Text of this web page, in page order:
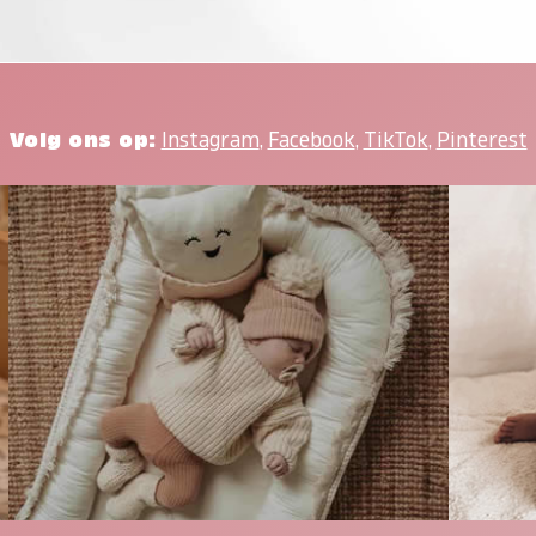
Volg ons op: Instagram, Facebook, TikTok, Pinterest